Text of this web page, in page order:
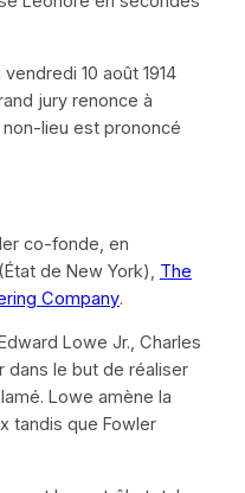
10 août 1914
jury renonce à
non-lieu est prononcé
co-fonde, en
(État de New York), The
Company.
Lowe Jr., Charles
dans le but de réaliser
Lowe amène la
tandis que Fowler